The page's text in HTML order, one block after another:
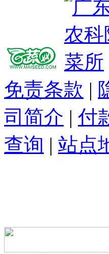
免责条款 |
司简介 | 付
查询 | 站点